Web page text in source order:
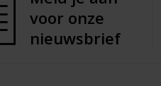
voor onze
nieuwsbrief